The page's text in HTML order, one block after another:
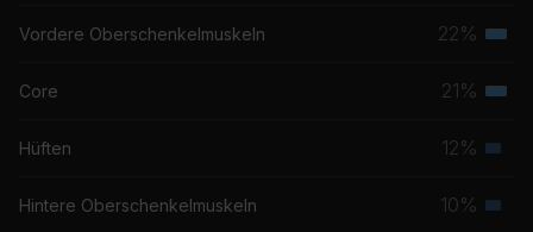
Vordere Oberschenkelmuskeln 22%
Core 21%
Hüften 12%
Hintere Oberschenkelmuskeln 10%